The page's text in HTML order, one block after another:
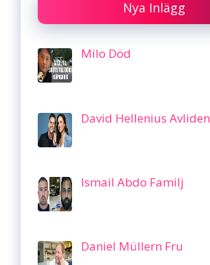
Nya Inlägg
Milo Död
David Hellenius Avliden
Ismail Abdo Familj
Daniel Müllern Fru